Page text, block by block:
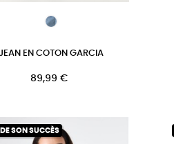
EN COTON GARCIA
Prix
89,99 €
SON SUCCÈS